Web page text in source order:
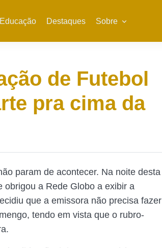
Educação Destaques Sobre
de Futebol
pra cima da
param de acontecer. Na noite desta
obrigou a Rede Globo a exibir a
que a emissora não precisa fazer
tendo em vista que o rubro-